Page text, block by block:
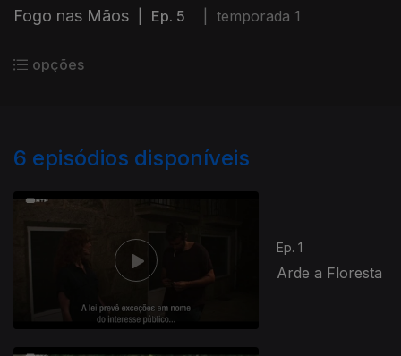
Fogo nas Mãos Ep. 5 temporada 1
opções
6 episódios disponíveis
Ep. 1
Arde a Floresta